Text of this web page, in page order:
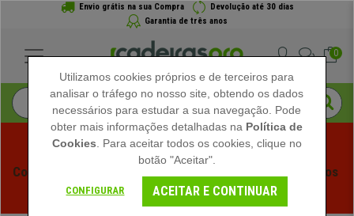
Envio grátis na sua Compra
Devolução até 30 dias
Garantia de três anos
0
Começam os Saldos de Verão em Cadeiraspro! Descontos
Exclusivos por Tempo Limitado - Ver Promoção
Utilizamos cookies próprios e de terceiros para
analisar o tráfego no nosso site, obtendo os dados
necessários para estudar a sua navegação. Pode
obter mais informações detalhadas na Política de
Cookies . Para aceitar todos os cookies, clique no
botão "Aceitar".
CONFIGURAR ACEITAR E CONTINUAR